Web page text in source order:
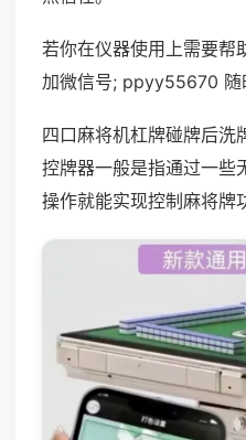
若你在仪器使用上需要帮
加微信号; ppyy55670 随
四口麻将机杠牌碰牌后洗
控牌器一般是指通过一些
操作就能实现控制麻将牌